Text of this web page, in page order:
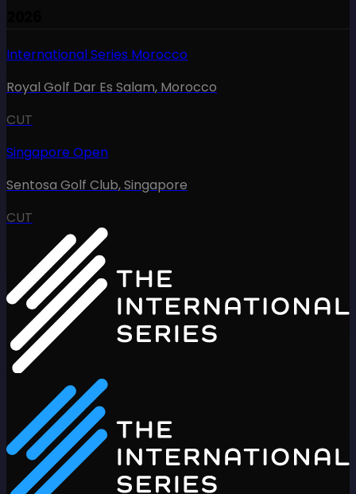
International Series Morocco
Royal Golf Dar Es Salam, Morocco
CUT
Singapore Open
Sentosa Golf Club,Singapore
CUT